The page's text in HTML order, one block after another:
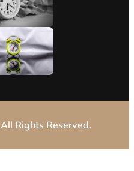
All Rights Reserved.